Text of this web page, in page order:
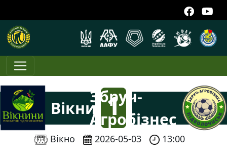
Вікнини
1
:
Збруч-
Агробізнес
Вікно 2026-05-03 13:00